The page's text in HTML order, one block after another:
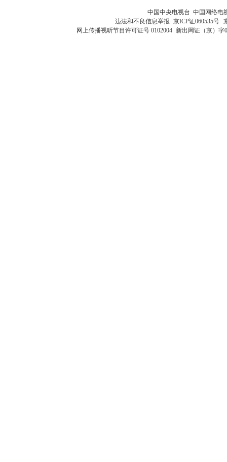
中国中央电视台 中国网络电
违法和不良信息举报 京ICP证060535号
网上传播视听节目许可证号 0102004 新出网证（京）